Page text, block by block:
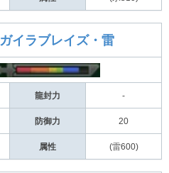
ガイラブレイズ・雷
龍封力 -
防御力 20
属性 (雷600)